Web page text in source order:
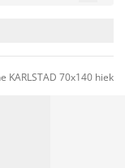
KARLSTAD 70x140 hiekka